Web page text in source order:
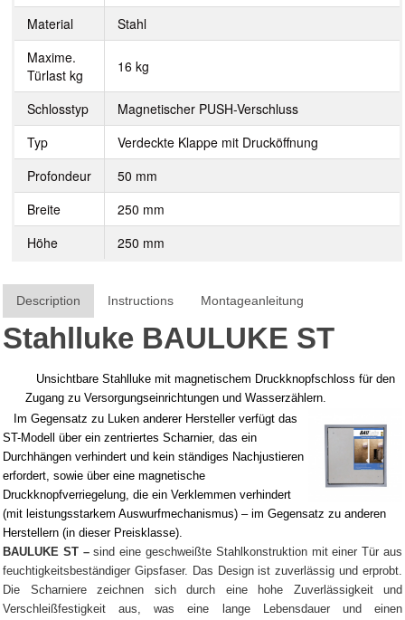
Material
Stahl
Maxime.
Türlast kg
16 kg
Schlosstyp
Magnetischer PUSH-Verschluss
Typ
Verdeckte Klappe mit Drucköffnung
Profondeur
50 mm
Breite
250 mm
Höhe
250 mm
Description Instructions Montageanleitung
Stahlluke BAULUKE ST
Unsichtbare Stahlluke mit magnetischem Druckknopfschloss für den
Zugang zu Versorgungseinrichtungen und Wasserzählern.
Im Gegensatz zu Luken anderer Hersteller verfügt das
ST-Modell über ein zentriertes Scharnier, das ein
Durchhängen verhindert und kein ständiges Nachjustieren
erfordert, sowie über eine magnetische
Druckknopfverriegelung, die ein Verklemmen verhindert
(mit leistungsstarkem Auswurfmechanismus) – im Gegensatz zu anderen
Herstellern (in dieser Preisklasse).
BAULUKE ST –sind eine geschweißte Stahlkonstruktion mit einer Tür aus
feuchtigkeitsbeständiger Gipsfaser. Das Design ist zuverlässig und erprobt.
Die Scharniere zeichnen sich durch eine hohe Zuverlässigkeit und
Verschleißfestigkeit aus, was eine lange Lebensdauer und einen